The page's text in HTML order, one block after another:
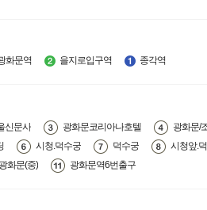
화문역 을지로입구역 종각역
신문사 광화문코리아나호텔
광화문/
시청.덕수궁 덕수궁
시청앞.
광화문(중) 광화문역6번출구